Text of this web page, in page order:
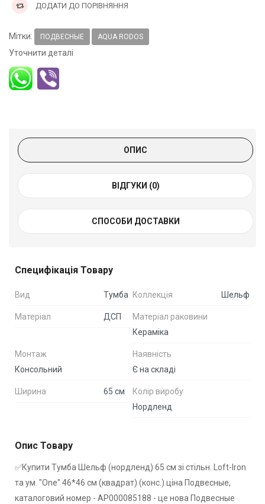
ДОДАТИ ДО ПОРІВНЯННЯ
Мітки: ПОДВЕСНЫЕ AQUA RODOS
Уточнити деталі
ОПИС
ВІДГУКИ (0)
СПОСОБИ ДОСТАВКИ
Специфікація Товару
Вид Тумба Коллекція Шельф
Матеріал ДСП
Матеріал раковини
Кераміка
Монтаж
Консольний
Наявність
Є на складі
Ширина 65 см
Колір виробу
Нордленд
Опис Товару
✅Купити Тумба Шельф (нордленд) 65 см зі стільн. Loft-Iron
та ум. "One" 46*46 см (квадрат) (конс.) ціна Подвесные,
каталоговий номер - АР000085188 - це нова Подвесные